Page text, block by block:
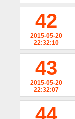
42
2015-05-20
22:32:10
43
2015-05-20
22:32:07
44